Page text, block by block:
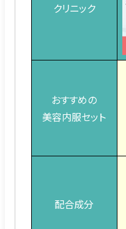
クリニック
おすすめの
美容内服セット
配合成分